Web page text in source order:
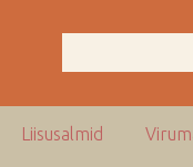
Liisusalmid